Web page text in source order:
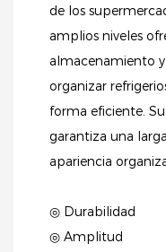
de los
amplios niveles
almacenamiento
organizar
forma eficiente.
garantiza una
apariencia
◎ Durabilidad
◎ Amplitud